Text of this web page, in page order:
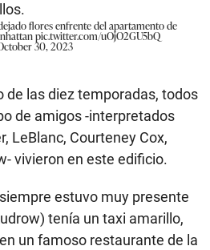
flores enfrente del apartamento de
pic.twitter.com/uOjO2GU5bQ
30, 2023
de las diez temporadas, todos
de amigos -interpretados
LeBlanc, Courteney Cox,
vivieron en este edificio.
estuvo muy presente
tenía un taxi amarillo,
un famoso restaurante de la